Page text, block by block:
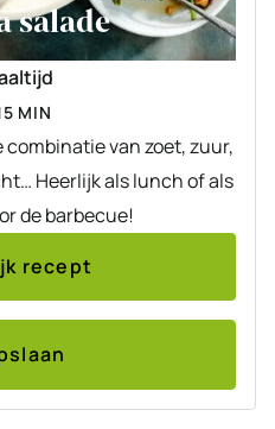
salade
MINUTEN
MIN
van zoet, zuur,
Heerlijk als lunch of als
de barbecue!
recept